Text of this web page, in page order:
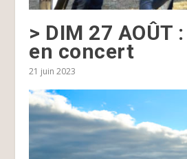
> DIM 27 AOÛT :
en concert
21 juin 2023